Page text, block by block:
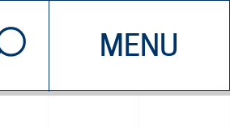
MENU
CHI SIAMO
2026 EDDYBURG